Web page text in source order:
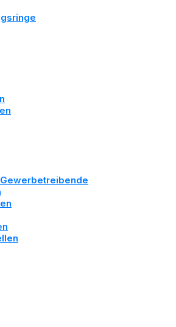
bei
Lenz
steht
Anfragen zu
und Service
Verfügung.